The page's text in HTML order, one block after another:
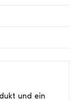
und ein